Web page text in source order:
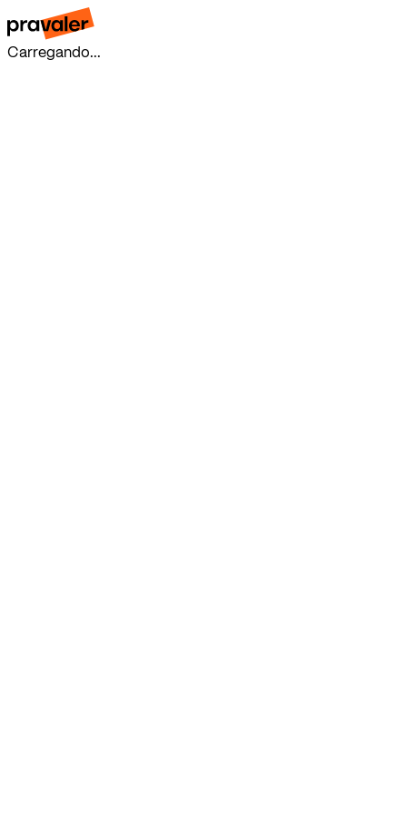
Carregando...